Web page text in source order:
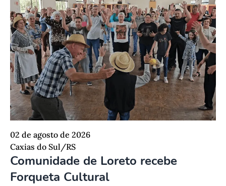
02 de agosto de 2026
Caxias do Sul/RS
Comunidade de Loreto recebe
Forqueta Cultural